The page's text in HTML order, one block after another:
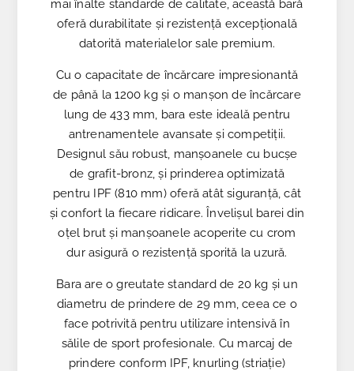
mai înalte standarde de calitate, această bară
oferă durabilitate și rezistență excepțională
datorită materialelor sale premium.
Cu o capacitate de încărcare impresionantă
de până la 1200 kg și o manșon de încărcare
lung de 433 mm, bara este ideală pentru
antrenamentele avansate și competiții.
Designul său robust, manșoanele cu bucșe
de grafit-bronz, și prinderea optimizată
pentru IPF (810 mm) oferă atât siguranță, cât
și confort la fiecare ridicare. Învelișul barei din
oțel brut și manșoanele acoperite cu crom
dur asigură o rezistență sporită la uzură.
Bara are o greutate standard de 20 kg și un
diametru de prindere de 29 mm, ceea ce o
face potrivită pentru utilizare intensivă în
sălile de sport profesionale. Cu marcaj de
prindere conform IPF, knurling (striație)